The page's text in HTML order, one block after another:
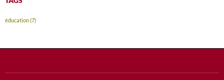
éducation(7)